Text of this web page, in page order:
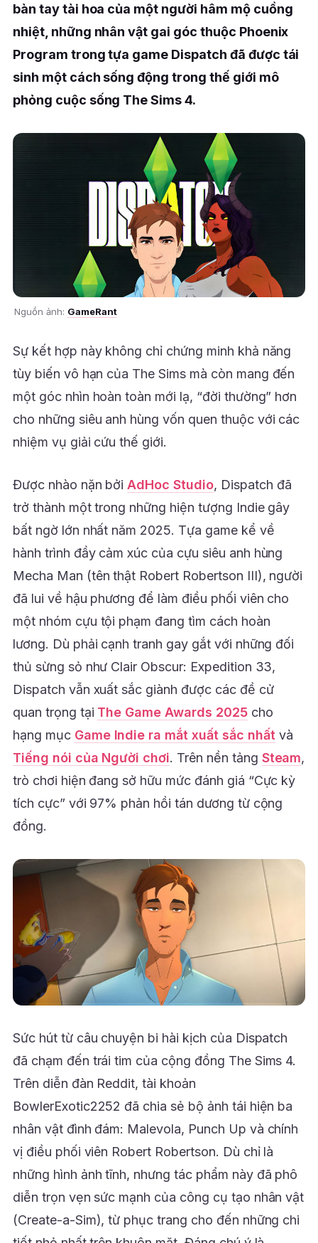
bàn tay tài hoa của một người hâm mộ cuồng
nhiệt, những nhân vật gai góc thuộc Phoenix
Program trong tựa game Dispatch đã được tái
sinh một cách sống động trong thế giới mô
phỏng cuộc sống The Sims 4.
Nguồn ảnh: GameRant
Sự kết hợp này không chỉ chứng minh khả năng
tùy biến vô hạn của The Sims mà còn mang đến
một góc nhìn hoàn toàn mới lạ, “đời thường” hơn
cho những siêu anh hùng vốn quen thuộc với các
nhiệm vụ giải cứu thế giới.
Được nhào nặn bởiAdHoc Studio, Dispatch đã
trở thành một trong những hiện tượng Indie gây
bất ngờ lớn nhất năm 2025. Tựa game kể về
hành trình đầy cảm xúc của cựu siêu anh hùng
Mecha Man (tên thật Robert Robertson III), người
đã lui về hậu phương để làm điều phối viên cho
một nhóm cựu tội phạm đang tìm cách hoàn
lương. Dù phải cạnh tranh gay gắt với những đối
thủ sừng sỏ như Clair Obscur: Expedition 33,
Dispatch vẫn xuất sắc giành được các đề cử
quan trọng tại The Game Awards 2025cho
hạng mục Game Indie ra mắt xuất sắc nhấtvà
Tiếng nói của Người chơi. Trên nền tảng Steam,
trò chơi hiện đang sở hữu mức đánh giá “Cực kỳ
tích cực” với 97% phản hồi tán dương từ cộng
đồng.
Sức hút từ câu chuyện bi hài kịch của Dispatch
đã chạm đến trái tim của cộng đồng The Sims 4.
Trên diễn đàn Reddit, tài khoản
BowlerExotic2252 đã chia sẻ bộ ảnh tái hiện ba
nhân vật đình đám: Malevola, Punch Up và chính
vị điều phối viên Robert Robertson. Dù chỉ là
những hình ảnh tĩnh, nhưng tác phẩm này đã phô
diễn trọn vẹn sức mạnh của công cụ tạo nhân vật
(Create-a-Sim), từ phục trang cho đến những chi